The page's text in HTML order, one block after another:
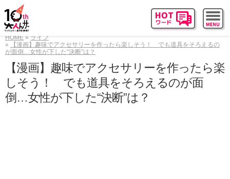
HOME
ライフ
【漫画】趣味でアクセサリーを作ったら楽しそう！ でも道具をそろえるの
が面倒…女性が下した“決断”は？
【漫画】趣味でアクセサリーを作ったら楽
しそう！ でも道具をそろえるのが面
倒…女性が下した“決断”は？